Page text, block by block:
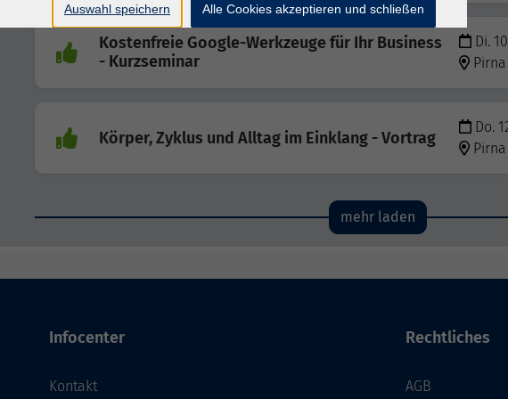
Kostenfreie Google-Werkzeuge für Ihr Business
- Kurzseminar
Di.
Pirna
Körper, Zyklus und Alltag im Einklang - Vortrag
Do.
Pirna
mehr laden
Infocenter
Kontakt
Rechtliches
AGB
Auswahl speichern Alle Cookies akzeptieren und schließen